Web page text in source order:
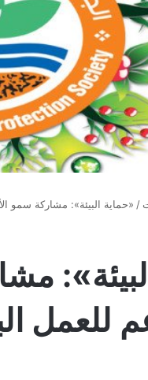
/ «حماية البيئة»: مشاركة سمو
للعمل